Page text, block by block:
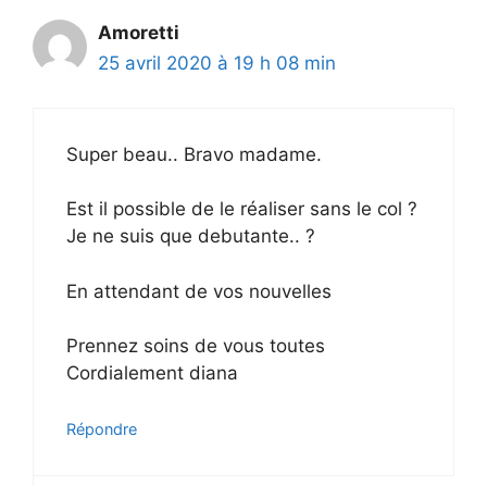
Amoretti
25 avril 2020 à 19 h 08 min
Super beau.. Bravo madame.
Est il possible de le réaliser sans le col ?
Je ne suis que debutante.. ?
En attendant de vos nouvelles
Prennez soins de vous toutes
Cordialement diana
Répondre